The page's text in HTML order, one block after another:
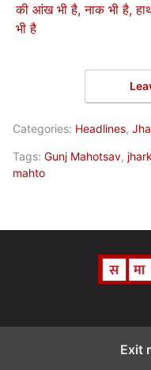
की आंख भी है, नाक भी है,
भी है
Categories: Headlines,
Tags: Gunj Mahotsav,
mahto
Exit